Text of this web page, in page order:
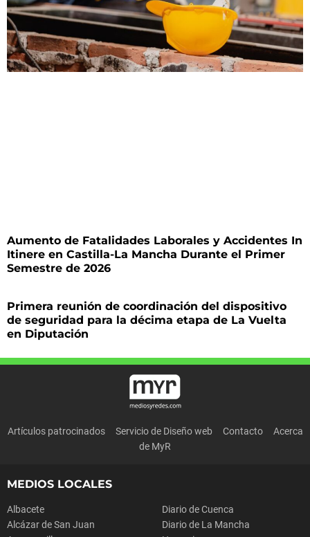
Aumento de Fatalidades Laborales y Accidentes In
Itinere en Castilla-La Mancha Durante el Primer
Semestre de 2026
Primera reunión de coordinación del dispositivo
de seguridad para la décima etapa de La Vuelta
en Diputación
Artículos patrocinados Servicio de Diseño web Contacto
Acerca
de MyR
MEDIOS LOCALES
Albacete
Alcázar de San Juan
Diario de Cuenca
Diario de La Mancha